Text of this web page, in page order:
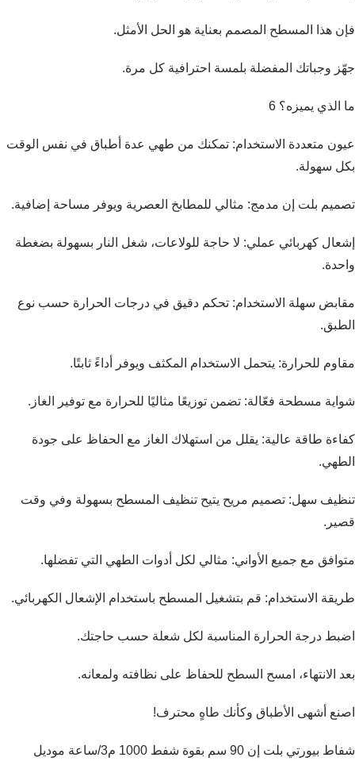
فإن هذا المسطح المصمم بعناية هو الحل الأمثل.
جهّز وجباتك المفضلة بلمسة احترافية كل مرة.
ما الذي يميزه؟ 6
عيون متعددة الاستخدام: تمكنك من طهي عدة أطباق في نفس الوقت
بكل سهولة.
تصميم بلت إن مدمج: مثالي للمطابخ العصرية ويوفر مساحة إضافية.
إشعال كهربائي عملي: لا حاجة للولاعات، شغل النار بسهولة بضغطة
واحدة.
مقابض سهلة الاستخدام: تحكم دقيق في درجات الحرارة حسب نوع
الطبق.
مقاوم للحرارة: يتحمل الاستخدام المكثف ويوفر أداءً ثابتًا.
شواية مسطحة فعّالة: تضمن توزيعًا مثاليًا للحرارة مع توفير الغاز.
كفاءة طاقة عالية: يقلل من استهلاك الغاز مع الحفاظ على جودة
الطهي.
تنظيف سهل: تصميم مريح يتيح تنظيف المسطح بسهولة وفي وقت
قصير.
متوافق مع جميع الأواني: مثالي لكل أدوات الطهي التي تفضلها.
طريقة الاستخدام: قم بتشغيل المسطح باستخدام الإشعال الكهربائي.
اضبط درجة الحرارة المناسبة لكل شعلة حسب حاجتك.
بعد الانتهاء، امسح السطح للحفاظ على نظافته ولمعانه.
اصنع أشهى الأطباق وكأنك طاهٍ محترف!
شفاط بيورتي بلت إن 90 سم بقوة شفط 1000 م3/ساعة موديل